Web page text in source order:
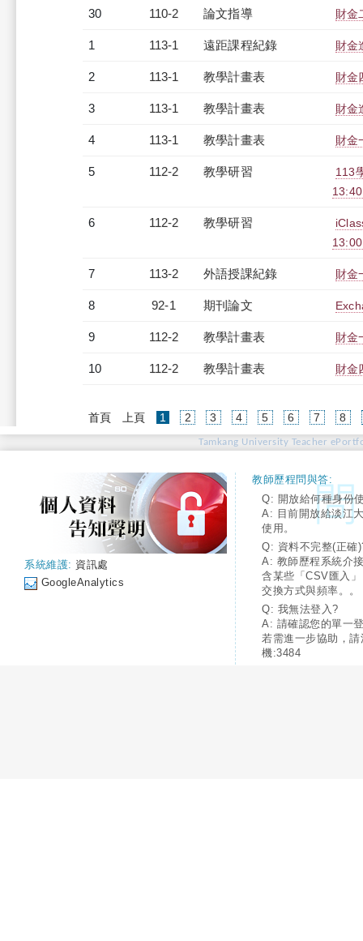
30 110-2 論文指導 財金
1 113-1 遠距課程紀錄 財金
2 113-1 教學計畫表 財金
3 113-1 教學計畫表 財金
4 113-1 教學計畫表 財金
5 112-2 教學研習
113
6 112-2 教學研習
7 113-2 外語授課紀錄 財金
8 92-1 期刊論文
9 112-2 教學計畫表 財金
10 112-2 教學計畫表 財金
首頁 上頁 1 (current)
2 3 4 5 6 7 8
Tamkang University Teacher
系統維護: 資訊處
GoogleAnalytics
教師歷程問與答:
Q: 開放給何種身份
A: 目前開放給淡江
使用。
Q: 資料不完整(正確
A: 教師歷程系統介
含某些「CSV匯入
交換方式與頻率。。
Q: 我無法登入?
A: 請確認您的單一
若需進一步協助，
機:3484